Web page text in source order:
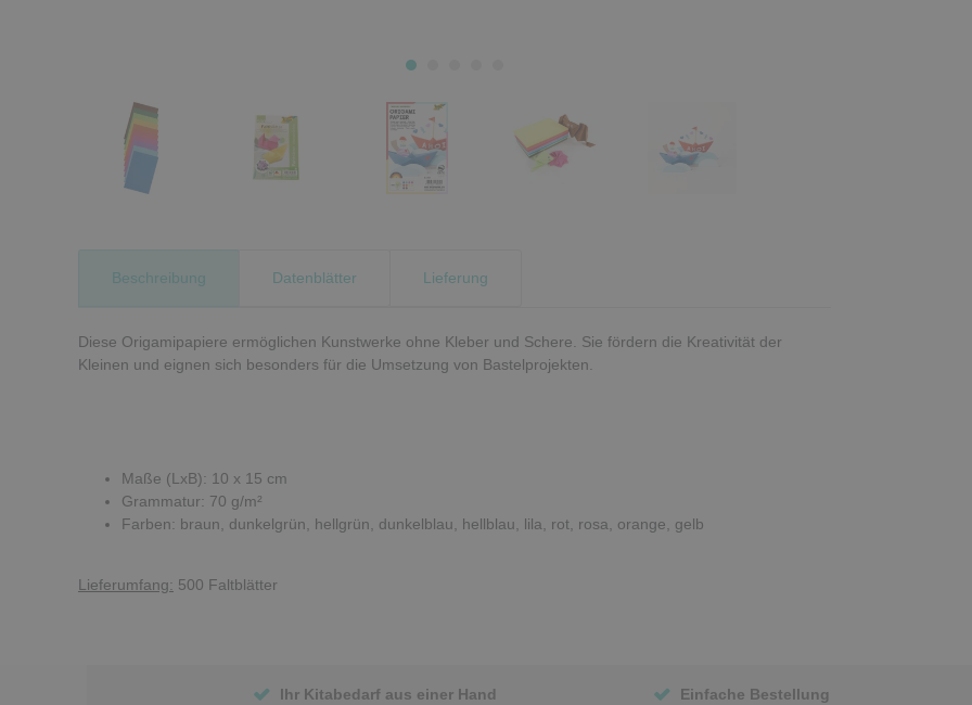
Beschreibung Datenblätter Lieferung
Diese Origamipapiere ermöglichen Kunstwerke ohne Kleber und Schere. Sie fördern die Kreativität der
Kleinen und eignen sich besonders für die Umsetzung von Bastelprojekten.
Maße (LxB): 10 x 15 cm
Grammatur: 70 g/m²
Farben: braun, dunkelgrün, hellgrün, dunkelblau, hellblau, lila, rot, rosa, orange, gelb
Lieferumfang: 500 Faltblätter
Ihr Kitabedarf aus einer Hand Einfache Bestellung